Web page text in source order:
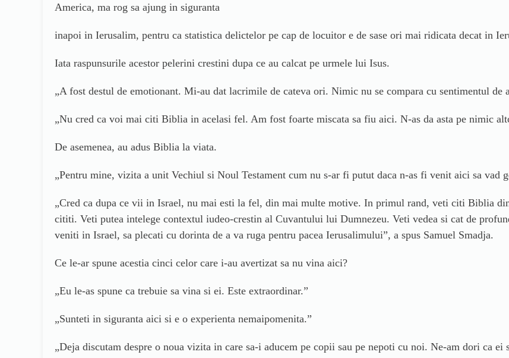
America, ma rog sa ajung in siguranta
inapoi in Ierusalim, pentru ca statistica delictelor pe cap de locuitor e de sase ori mai ridicata decat in
Iata raspunsurile acestor pelerini crestini dupa ce au calcat pe urmele lui Isus.
„A fost destul de emotionant. Mi-au dat lacrimile de cateva ori. Nimic nu se compara cu sentimentul de
„Nu cred ca voi mai citi Biblia in acelasi fel. Am fost foarte miscata sa fiu aici. N-as da asta pe nimic
De asemenea, au adus Biblia la viata.
„Pentru mine, vizita a unit Vechiul si Noul Testament cum nu s-ar fi putut daca n-as fi venit aici sa vad
„Cred ca dupa ce vii in Israel, nu mai esti la fel, din mai multe motive. In primul rand, veti citi Biblia
cititi. Veti putea intelege contextul iudeo-crestin al Cuvantului lui Dumnezeu. Veti vedea si cat de
veniti in Israel, sa plecati cu dorinta de a va ruga pentru pacea Ierusalimului”, a spus Samuel Smadja.
Ce le-ar spune acestia cinci celor care i-au avertizat sa nu vina aici?
„Eu le-as spune ca trebuie sa vina si ei. Este extraordinar.”
„Sunteti in siguranta aici si e o experienta nemaipomenita.”
„Deja discutam despre o noua vizita in care sa-i aducem pe copii sau pe nepoti cu noi. Ne-am dori ca ei